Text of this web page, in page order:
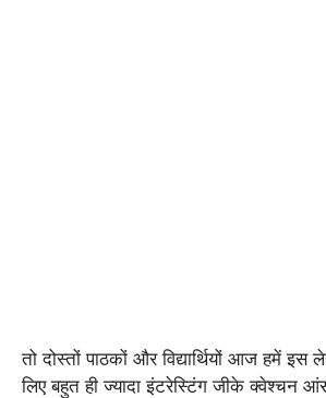
तो दोस्तों पाठकों और विद्यार्थियों आज हमें
लिए बहुत ही ज्यादा इंटरेस्टिंग जीके क्वेश्चन